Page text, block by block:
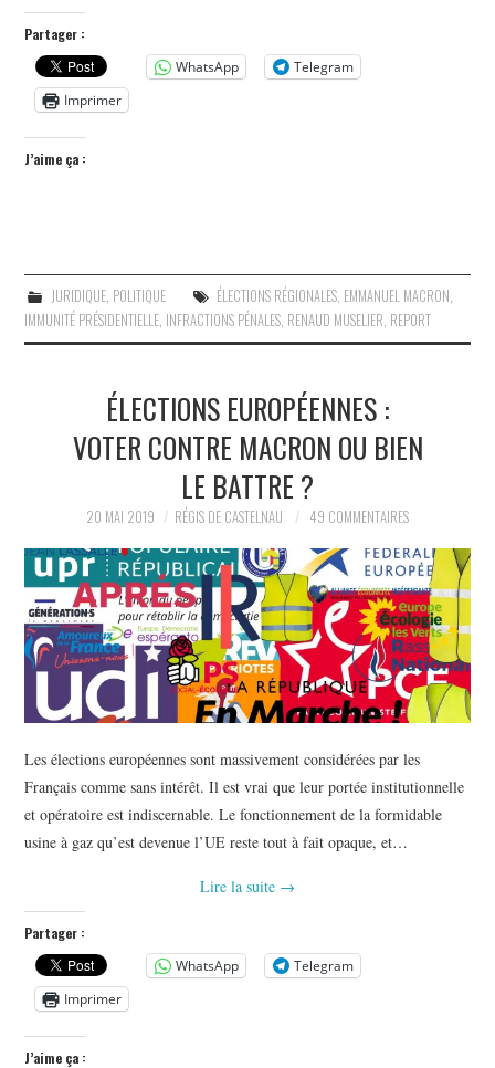
Partager :
WhatsApp
Telegram
Imprimer
J’aime ça :
JURIDIQUE, POLITIQUE ÉLECTIONS RÉGIONALES, EMMANUEL MACRON,
IMMUNITÉ PRÉSIDENTIELLE, INFRACTIONS PÉNALES, RENAUD MUSELIER, REPORT
ÉLECTIONS EUROPÉENNES :
VOTER CONTRE MACRON OU BIEN
LE BATTRE ?
20 MAI 2019 RÉGIS DE CASTELNAU 49 COMMENTAIRES
Les élections européennes sont massivement considérées par les
Français comme sans intérêt. Il est vrai que leur portée institutionnelle
et opératoire est indiscernable. Le fonctionnement de la formidable
usine à gaz qu’est devenue l’UE reste tout à fait opaque, et…
Lire la suite →
Partager :
WhatsApp
Telegram
Imprimer
J’aime ça :